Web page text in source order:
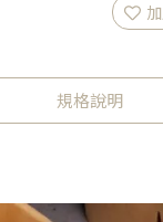
規格說明